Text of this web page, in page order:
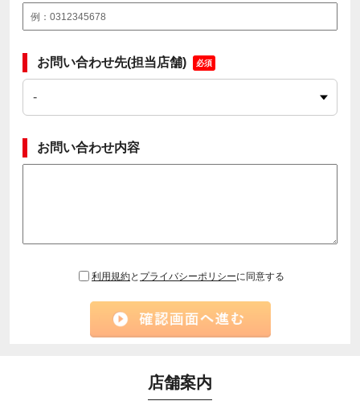
お問い合わせ先(担当店舗) 必須
お問い合わせ内容
利用規約と プライバシーポリシーに同意する
店舗案内